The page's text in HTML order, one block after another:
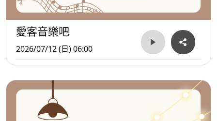
愛客音樂吧
2026/07/12 (日) 06:00